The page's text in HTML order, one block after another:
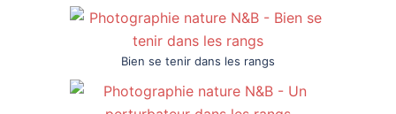
Bien se tenir dans les rangs